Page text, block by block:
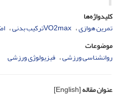
کلیدواژه‌ها
تمرین هوازی VO2maxترکیب بدنی
موضوعات
روانشناسی ورزشی فیزیولوژی ورزشی
عنوان مقاله[English]